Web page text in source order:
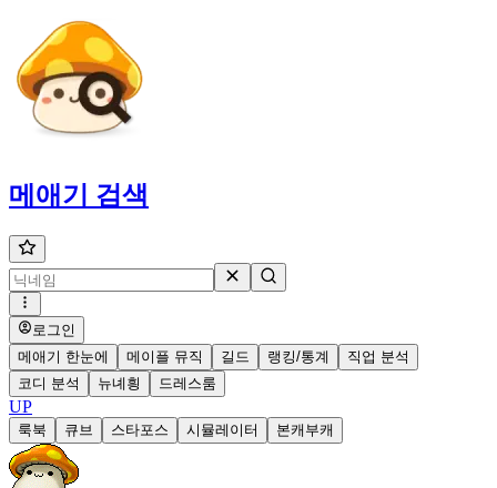
메애기 검색
로그인
메애기 한눈에
메이플 뮤직 길드 랭킹/통계
직업 분석
코디 분석
뉴녜힁 드레스룸
UP
룩북 큐브 스타포스 시뮬레이터 본캐부캐